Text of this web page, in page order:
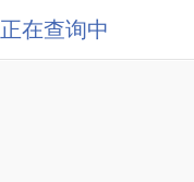
正在查询中